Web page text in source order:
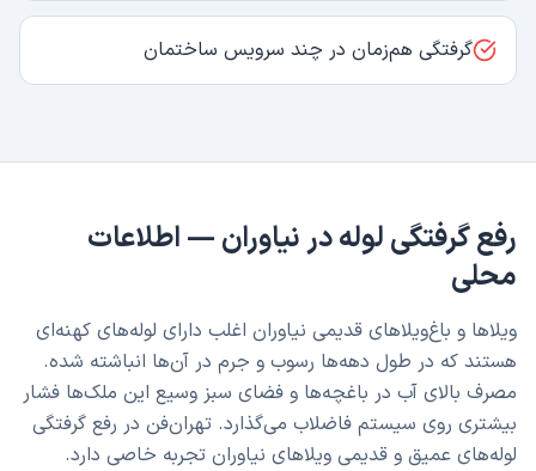
گرفتگی هم‌زمان در چند سرویس ساختمان
رفع گرفتگی لولهدرنیاوران— اطلاعات
محلی
ویلاها و باغ‌ویلاهای قدیمی نیاوران اغلب دارای لوله‌های کهنه‌ای
هستند که در طول دهه‌ها رسوب و جرم در آن‌ها انباشته شده.
مصرف بالای آب در باغچه‌ها و فضای سبز وسیع این ملک‌ها فشار
بیشتری روی سیستم فاضلاب می‌گذارد. تهران‌فن در رفع گرفتگی
لوله‌های عمیق و قدیمی ویلاهای نیاوران تجربه خاصی دارد.